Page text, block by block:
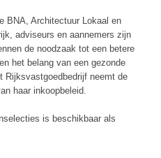
BNA, Architectuur Lokaal en
adviseurs en aannemers zijn
de noodzaak tot een betere
het belang van een gezonde
Rijksvastgoedbedrijf neemt de
haar inkoopbeleid.
is beschikbaar als